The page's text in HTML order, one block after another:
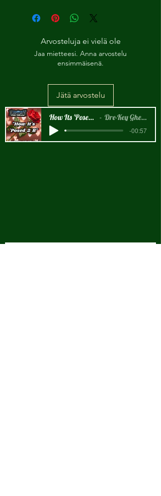
Arvosteluja ei vielä ole
Jaa mietteesi. Anna arvostelu
ensimmäisenä.
Jätä arvostelu
How Its 'Posed 2 B Snippet Dre-Key Ghett Millionaire
-00:57